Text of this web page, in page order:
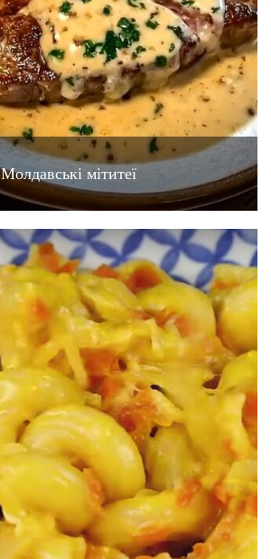
Молдавські мітитеї